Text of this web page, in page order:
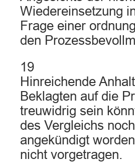
Wiedereinsetzung
Frage einer
den
19
Hinreichende
Beklagten auf die
treuwidrig sein
des Vergleichs
angekündigt
nicht vorgetragen.